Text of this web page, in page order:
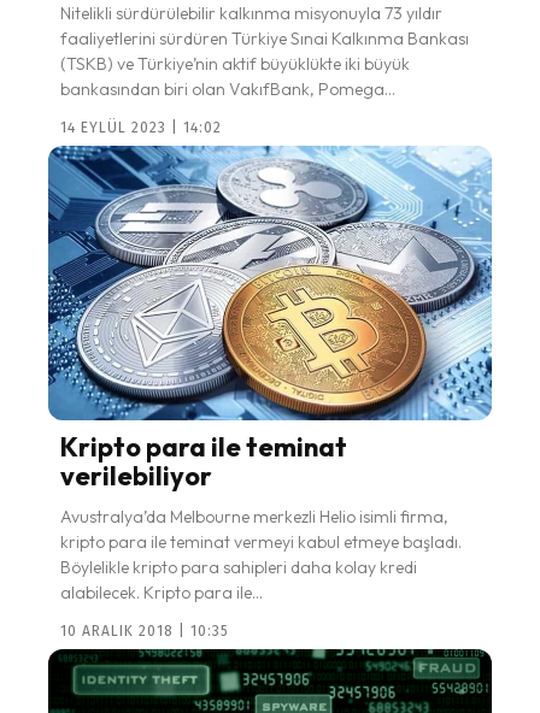
Nitelikli sürdürülebilir kalkınma misyonuyla 73 yıldır
faaliyetlerini sürdüren Türkiye Sınai Kalkınma Bankası
(TSKB) ve Türkiye’nin aktif büyüklükte iki büyük
bankasından biri olan VakıfBank, Pomega...
14 EYLÜL 2023 | 14:02
Kripto para ile teminat
verilebiliyor
Avustralya’da Melbourne merkezli Helio isimli firma,
kripto para ile teminat vermeyi kabul etmeye başladı.
Böylelikle kripto para sahipleri daha kolay kredi
alabilecek. Kripto para ile...
10 ARALIK 2018 | 10:35